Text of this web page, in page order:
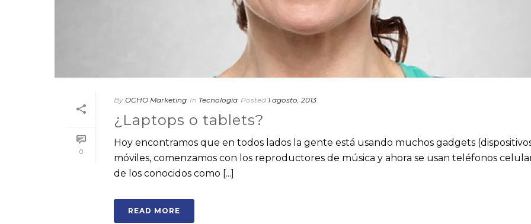
0
By OCHO Marketing In Tecnología Posted 1 agosto, 2013
¿Laptops o tablets?
Hoy encontramos que en todos lados la gente está usando muchos gadgets
móviles, comenzamos con los reproductores de música y ahora se usan teléfonos
de los conocidos como [...]
READ MORE